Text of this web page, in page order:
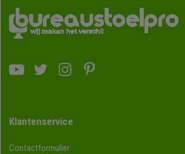
Klantenservice
Contactformulier